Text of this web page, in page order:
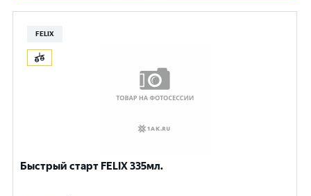
FELIX
Быстрый старт FELIX 335мл.